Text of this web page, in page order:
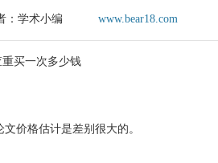
：学术小编 www.bear18.com
价格估计是差别很大的。